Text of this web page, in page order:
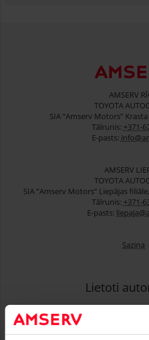
AMSERV
TOYOTA
SIA “Amserv Motors”
Tālrunis: +371-
E-pasts:
AMSERV
TOYOTA
SIA “Amserv Motors” Liepājas
Tālrunis: +371-
E-pasts:
Saziņa
Lietoti